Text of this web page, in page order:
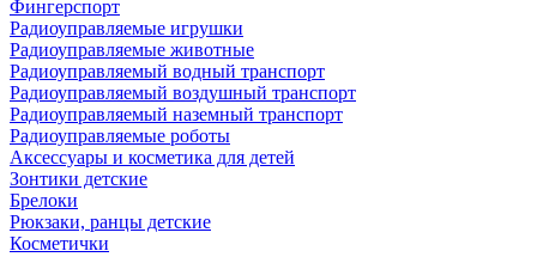
Фингерспорт
Радиоуправляемые игрушки
Радиоуправляемые животные
Радиоуправляемый водный транспорт
Радиоуправляемый воздушный транспорт
Радиоуправляемый наземный транспорт
Радиоуправляемые роботы
Аксессуары и косметика для детей
Зонтики детские
Брелоки
Рюкзаки, ранцы детские
Косметички